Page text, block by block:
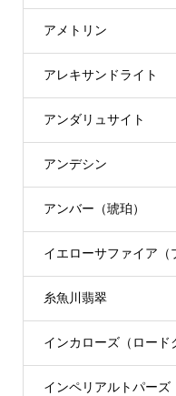
アメトリン
アレキサンドライト
アンダリュサイト
アンデシン
アンバー（琥珀）
イエローサファイア（
糸魚川翡翠
インカローズ（ロード
インペリアルトパーズ